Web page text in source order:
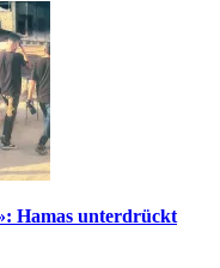
Hamas unterdrückt